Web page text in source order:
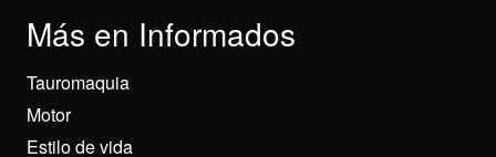
Más en Informados
Tauromaquia
Motor
Estilo de vida